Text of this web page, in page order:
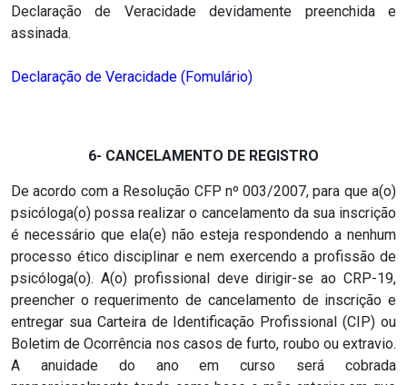
Declaração de Veracidade devidamente preenchida e
assinada.
Declaração de Veracidade (Fomulário)
6- CANCELAMENTO DE REGISTRO
De acordo com a Resolução CFP nº 003/2007, para que a(o)
psicóloga(o) possa realizar o cancelamento da sua inscrição
é necessário que ela(e) não esteja respondendo a nenhum
processo ético disciplinar e nem exercendo a profissão de
psicóloga(o). A(o) profissional deve dirigir-se ao CRP-19,
preencher o requerimento de cancelamento de inscrição e
entregar sua Carteira de Identificação Profissional (CIP) ou
Boletim de Ocorrência nos casos de furto, roubo ou extravio.
A anuidade do ano em curso será cobrada